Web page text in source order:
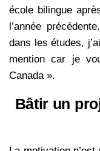
école bilingue
l’année
dans les études,
mention car je
Canada ».
Bâtir un